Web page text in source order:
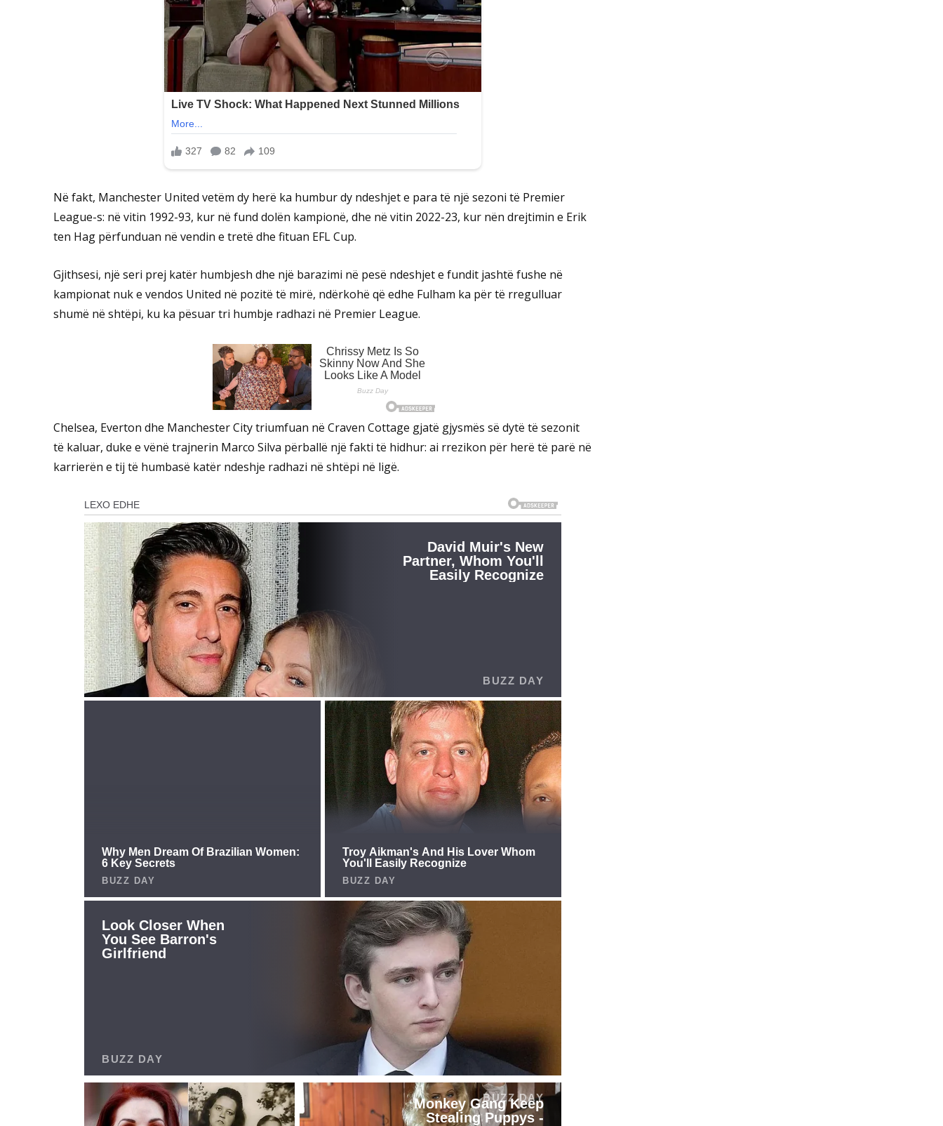
Në fakt, Manchester United vetëm dy herë ka humbur dy ndeshjet e para të një sezoni të Premier
League-s: në vitin 1992-93, kur në fund dolën kampionë, dhe në vitin 2022-23, kur nën drejtimin e Erik
ten Hag përfunduan në vendin e tretë dhe fituan EFL Cup.
Gjithsesi, një seri prej katër humbjesh dhe një barazimi në pesë ndeshjet e fundit jashtë fushe në
kampionat nuk e vendos United në pozitë të mirë, ndërkohë që edhe Fulham ka për të rregulluar
shumë në shtëpi, ku ka pësuar tri humbje radhazi në Premier League.
Chelsea, Everton dhe Manchester City triumfuan në Craven Cottage gjatë gjysmës së dytë të sezonit
të kaluar, duke e vënë trajnerin Marco Silva përballë një fakti të hidhur: ai rrezikon për herë të parë në
karrierën e tij të humbasë katër ndeshje radhazi në shtëpi në ligë.